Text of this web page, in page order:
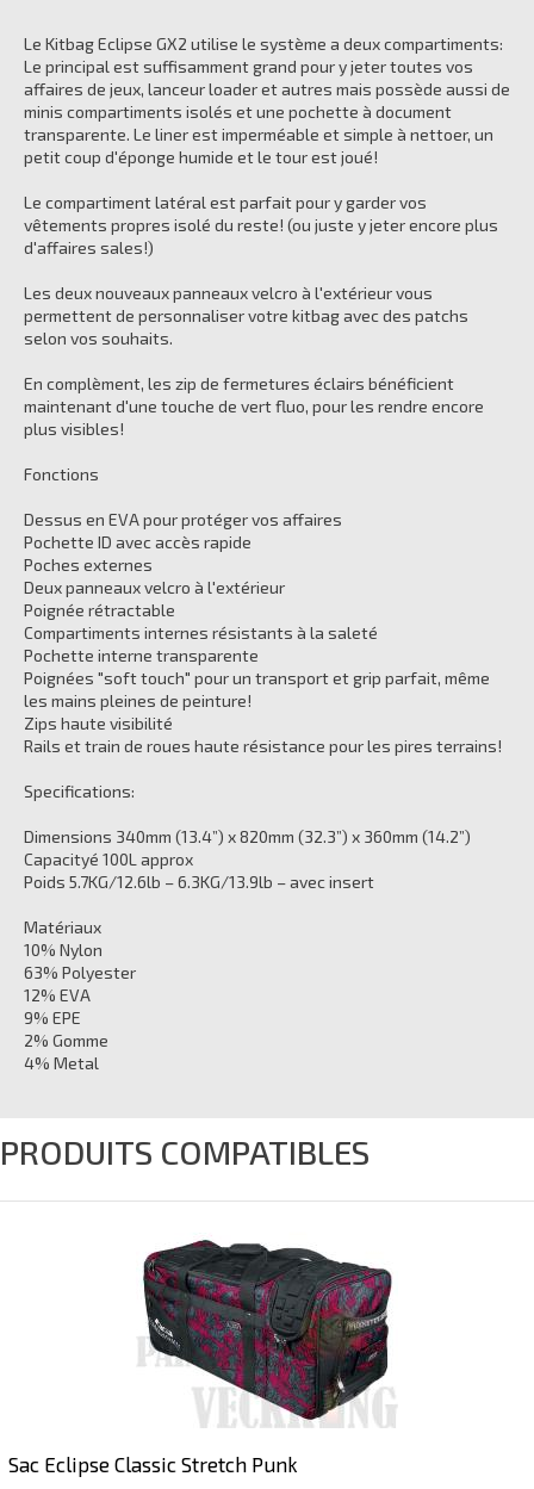
Le Kitbag Eclipse GX2 utilise le système a deux compartiments:
Le principal est suffisamment grand pour y jeter toutes vos
affaires de jeux, lanceur loader et autres mais possède aussi de
minis compartiments isolés et une pochette à document
transparente. Le liner est imperméable et simple à nettoer, un
petit coup d'éponge humide et le tour est joué!
Le compartiment latéral est parfait pour y garder vos
vêtements propres isolé du reste! (ou juste y jeter encore plus
d'affaires sales!)
Les deux nouveaux panneaux velcro à l'extérieur vous
permettent de personnaliser votre kitbag avec des patchs
selon vos souhaits.
En complèment, les zip de fermetures éclairs bénéficient
maintenant d'une touche de vert fluo, pour les rendre encore
plus visibles!
Fonctions
Dessus en EVA pour protéger vos affaires
Pochette ID avec accès rapide
Poches externes
Deux panneaux velcro à l'extérieur
Poignée rétractable
Compartiments internes résistants à la saleté
Pochette interne transparente
Poignées "soft touch" pour un transport et grip parfait, même
les mains pleines de peinture!
Zips haute visibilité
Rails et train de roues haute résistance pour les pires terrains!
Specifications:
Dimensions 340mm (13.4”) x 820mm (32.3”) x 360mm (14.2”)
Capacityé 100L approx
Poids 5.7KG/12.6lb – 6.3KG/13.9lb – avec insert
Matériaux
10% Nylon
63% Polyester
12% EVA
9% EPE
2% Gomme
4% Metal
PRODUITS COMPATIBLES
Sac Eclipse Classic Stretch Punk